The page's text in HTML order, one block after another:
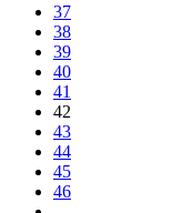
37
38
39
40
41
42
43
44
45
46